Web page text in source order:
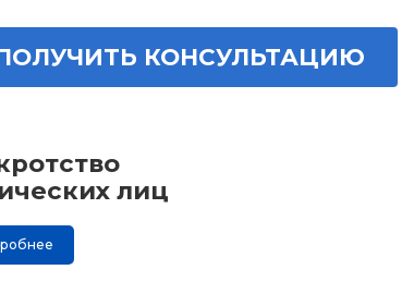
КОНСУЛЬТАЦИЮ
лиц